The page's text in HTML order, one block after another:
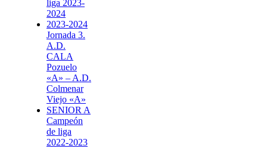
liga 2023-
2024
2023-2024
Jornada 3.
A.D.
CALA
Pozuelo
«A» – A.D.
Colmenar
Viejo «A»
SENIOR A
Campeón
de liga
2022-2023